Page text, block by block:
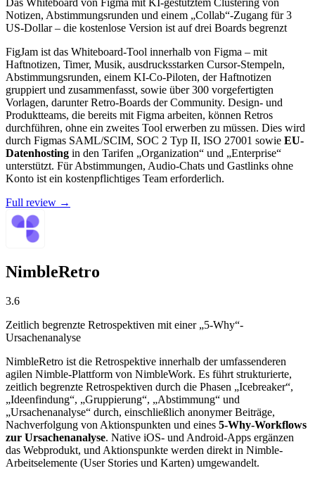
Notizen, Abstimmungsrunden und einem „Collab“-Zugang für 3
US-Dollar – die kostenlose Version ist auf drei Boards begrenzt
FigJam ist das Whiteboard-Tool innerhalb von Figma – mit
Haftnotizen, Timer, Musik, ausdrucksstarken Cursor-Stempeln,
Abstimmungsrunden, einem KI-Co-Piloten, der Haftnotizen
gruppiert und zusammenfasst, sowie über 300 vorgefertigten
Vorlagen, darunter Retro-Boards der Community. Design- und
Produktteams, die bereits mit Figma arbeiten, können Retros
durchführen, ohne ein zweites Tool erwerben zu müssen. Dies wird
durch Figmas SAML/SCIM, SOC 2 Typ II, ISO 27001 sowie EU-
Datenhosting in den Tarifen „Organization“ und „Enterprise“
unterstützt. Für Abstimmungen, Audio-Chats und Gastlinks ohne
Konto ist ein kostenpflichtiges Team erforderlich.
Full review →
NimbleRetro
3.6
Zeitlich begrenzte Retrospektiven mit einer „5-Why“-
Ursachenanalyse
NimbleRetro ist die Retrospektive innerhalb der umfassenderen
agilen Nimble-Plattform von NimbleWork. Es führt strukturierte,
zeitlich begrenzte Retrospektiven durch die Phasen „Icebreaker“,
„Ideenfindung“, „Gruppierung“, „Abstimmung“ und
„Ursachenanalyse“ durch, einschließlich anonymer Beiträge,
Nachverfolgung von Aktionspunkten und eines 5-Why-Workflows
zur Ursachenanalyse. Native iOS- und Android-Apps ergänzen
das Webprodukt, und Aktionspunkte werden direkt in Nimble-
Arbeitselemente (User Stories und Karten) umgewandelt.